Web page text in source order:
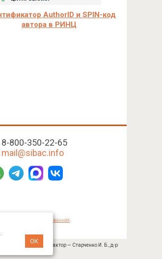
AuthorID и SPIN-код
автора в РИНЦ
8-800-350-22-65
mail@sibac.info
4.0 Непортированная.
Главный редактор — Старченко И. Б., д-р
ОК